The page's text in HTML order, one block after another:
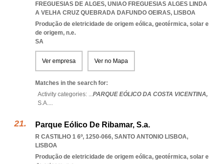
FREGUESIAS DE ALGES, UNIAO FREGUESIAS ALGES LINDA
A VELHA CRUZ QUEBRADA DAFUNDO OEIRAS, LISBOA
Produção de eletricidade de origem eólica, geotérmica, solar e
de origem, n.e.
SA
Ver empresa Ver no Mapa
Matches in the search for:
Activity categories: ...PARQUE EÓLICO DA COSTA VICENTINA,
S.A....
Parque Eólico De Ribamar, S.a.
R CASTILHO 1 6º, 1250-066, SANTO ANTONIO LISBOA,
LISBOA
Produção de eletricidade de origem eólica, geotérmica, solar e